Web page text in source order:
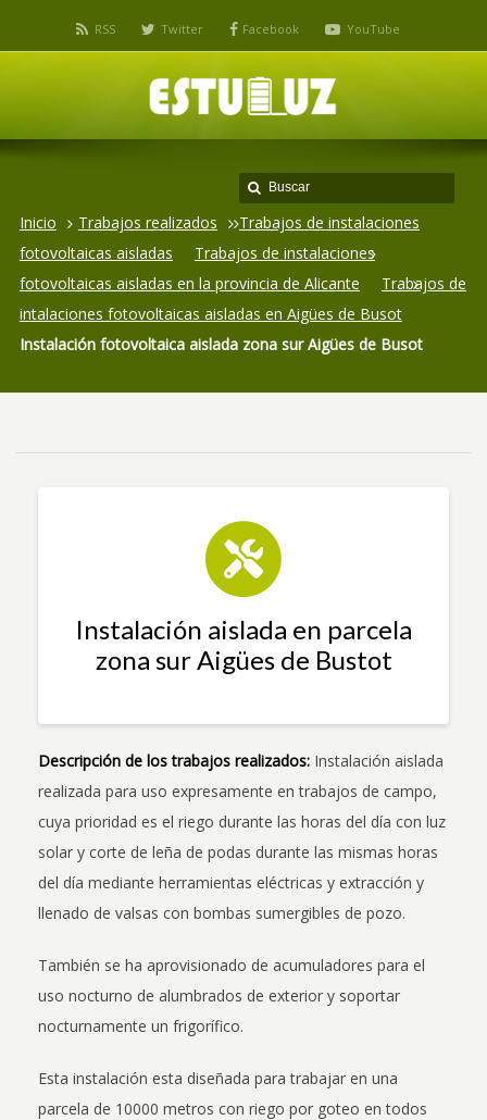
RSS Twitter Facebook YouTube
Inicio Trabajos realizados
Trabajos de instalaciones
fotovoltaicas aisladas
Trabajos de instalaciones
fotovoltaicas aisladas en la provincia de Alicante
Trabajos de
intalaciones fotovoltaicas aisladas en Aigües de Busot
Instalación fotovoltaica aislada zona sur Aigües de Busot
Instalación aislada en parcela
zona sur Aigües de Bustot
Descripción de los trabajos realizados: Instalación aislada
realizada para uso expresamente en trabajos de campo,
cuya prioridad es el riego durante las horas del día con luz
solar y corte de leña de podas durante las mismas horas
del día mediante herramientas eléctricas y extracción y
llenado de valsas con bombas sumergibles de pozo.
También se ha aprovisionado de acumuladores para el
uso nocturno de alumbrados de exterior y soportar
nocturnamente un frigorífico.
Esta instalación esta diseñada para trabajar en una
parcela de 10000 metros con riego por goteo en todos